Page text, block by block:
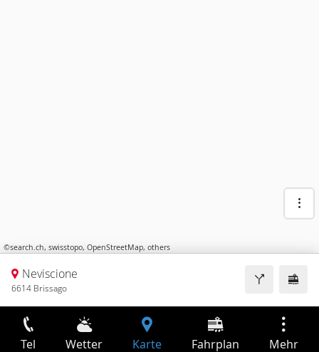
©search.ch, swisstopo, OpenStreetMap, others
Neviscione
6614 Brissago
Tel Wetter Karte Fahrplan Mehr